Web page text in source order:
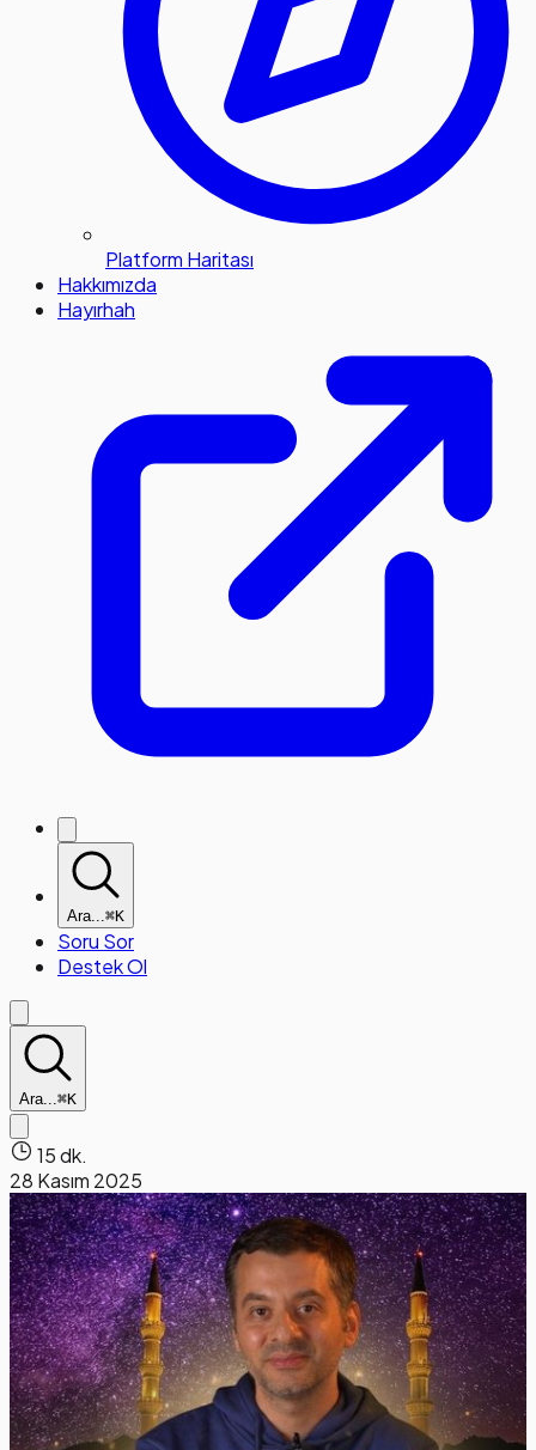
Platform Haritası
Hakkımızda
Hayırhah
Ara...⌘K
Soru Sor
Destek Ol
Ara...⌘K
15 dk.
28 Kasım 2025